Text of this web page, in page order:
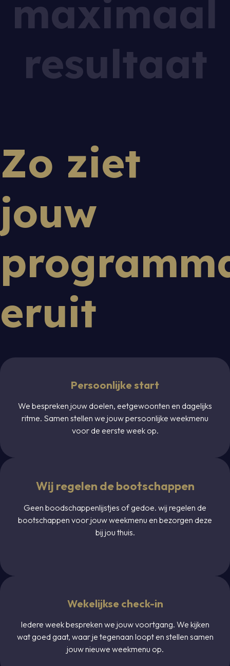
maximaal
resultaat
Zo ziet
jouw
eruit
Persoonlijke start
We bespreken jouw doelen, eetgewoonten en dagelijks
ritme. Samen stellen we jouw persoonlijke weekmenu
voor de eerste week op.
Wij regelen de bootschappen
Geen boodschappenlijstjes of gedoe. wij regelen de
bootschappen voor jouw weekmenu en bezorgen deze
bij jou thuis.
Wekelijkse check-in
Iedere week bespreken we jouw voortgang. We kijken
wat goed gaat, waar je tegenaan loopt en stellen samen
jouw nieuwe weekmenu op.